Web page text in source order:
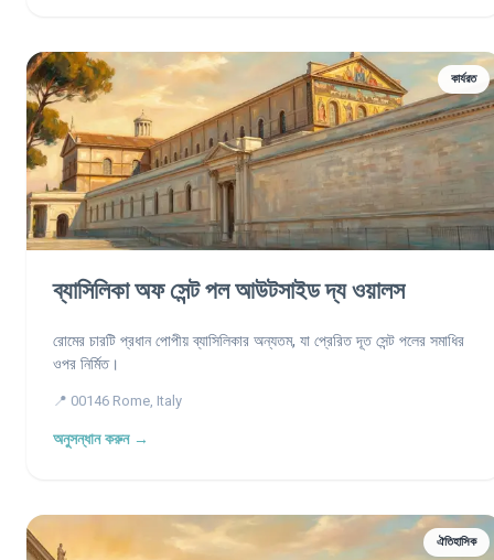
কার্যরত
ব্যাসিলিকা অফ সেন্ট পল আউটসাইড দ্য ওয়ালস
রোমের চারটি প্রধান পোপীয় ব্যাসিলিকার অন্যতম, যা প্রেরিত দূত সেন্ট পলের সমাধির
ওপর নির্মিত।
📍 00146 Rome, Italy
অনুসন্ধান করুন →
ঐতিহাসিক